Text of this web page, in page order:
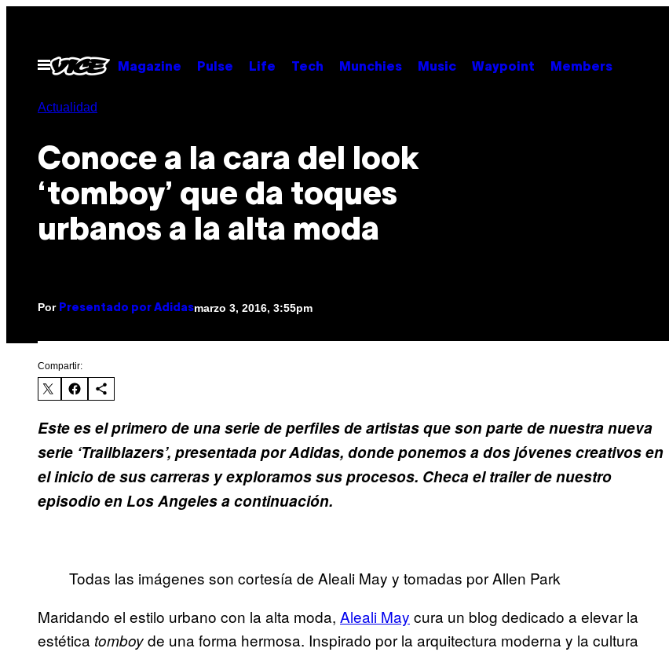
contenido
Abrir
Menú
Magazine Pulse Life Tech Munchies Music Waypoint Members
Actualidad
Conoce a la cara del look
‘tomboy’ que da toques
urbanos a la alta moda
Por Presentado por Adidasmarzo 3, 2016, 3:55pm
Compartir:
Este es el primero de una serie de perfiles de artistas que son parte de nuestra nueva
serie ‘Trailblazers’, presentada por Adidas, donde ponemos a dos jóvenes creativos en
el inicio de sus carreras y exploramos sus procesos. Checa el trailer de nuestro
episodio en Los Angeles a continuación.
Todas las imágenes son cortesía de Aleali May y tomadas por Allen Park
Maridando el estilo urbano con la alta moda, Aleali May cura un blog dedicado a elevar la
estética tomboyde una forma hermosa. Inspirado por la arquitectura moderna y la cultura